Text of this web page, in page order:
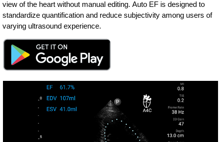
view of the heart without manual editing. Auto EF is designed to
standardize quantification and reduce subjectivity among users of
varying ultrasound experience.